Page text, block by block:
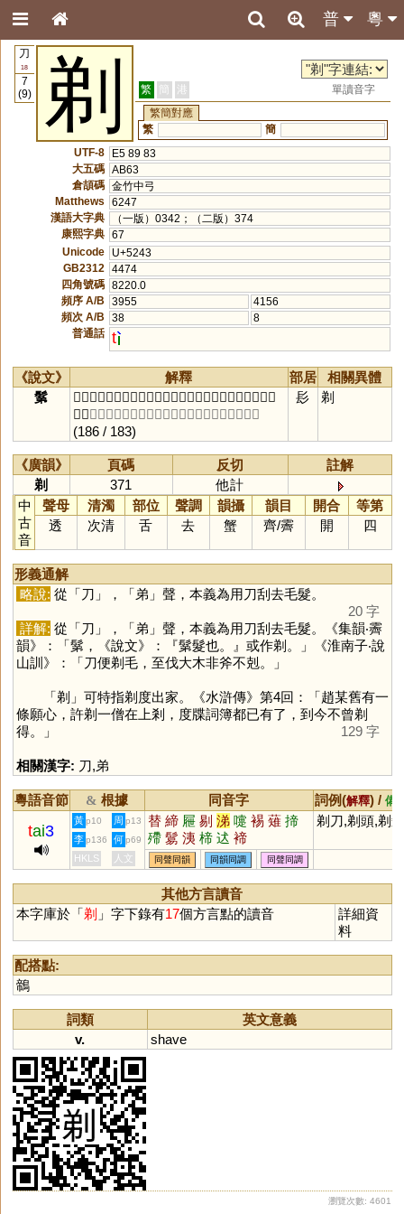
粵
普
刀
18
7
(9)
剃 繁 簡 港
單讀音字
繁簡對應
繁
簡
UTF-8
E5 89 83
大五碼 AB63
倉頡碼 金竹中弓
Matthews
6247
漢語大字典
（一版）0342；（二版）374
康熙字典 67
Unicode
U+5243
GB2312
4474
四角號碼 8220.0
頻序 A/B
3955
4156
頻次 A/B
38
8
普通話 t
《說文》 解釋 部居
相關異體
鬀
𩮜髮也。从髟，弟聲。大人曰髡，小人曰鬀，盡及身毛曰
𩮜。【臣鉉等曰：今俗別作剃，非是。】〔他計切〕
(186 / 183)
髟 剃
《廣韻》 頁碼 反切
註解
剃
371
他計
中
古
音
聲母 清濁 部位 聲調 韻攝 韻目 開合
等第
透
次清 舌 去 蟹 齊/霽 開 四
形義通解
略說: 從「刀 」，「弟 」聲，本義為用刀刮去毛髮。
20 字
詳解: 從「刀 」，「弟 」聲，本義為用刀刮去毛髮。《集韻‧霽
韻》：「鬀，《說文》：『鬀髮也。』或作剃。」《淮南子‧說
山訓》：「刀便剃毛，至伐大木非斧不剋。」
「剃 」可特指剃度出家。《水滸傳》第4回：「趙某舊有一
條願心，許剃一僧在上剎，度牒詞簿都已有了，到今不曾剃
得。」
129 字
相關漢字: 刀,弟
粵語音節 & 根據 同音字 詞例(解釋) / 備
tai3
黃 p10 周 p13 替 締 屜 剔 涕 嚏 裼 薙 揥
殢 鬄 洟 楴 迖 褅
剃刀,剃頭,剃髮
李 p136 何 p69
HKLS 人文 同聲同韻 同韻同調 同聲同調
其他方言讀音
本字庫於「剃 」字下錄有17個方言點的讀音
詳細資
料
配搭點:
鶙
詞類
英文意義
v.
shave
瀏覽次數: 4601